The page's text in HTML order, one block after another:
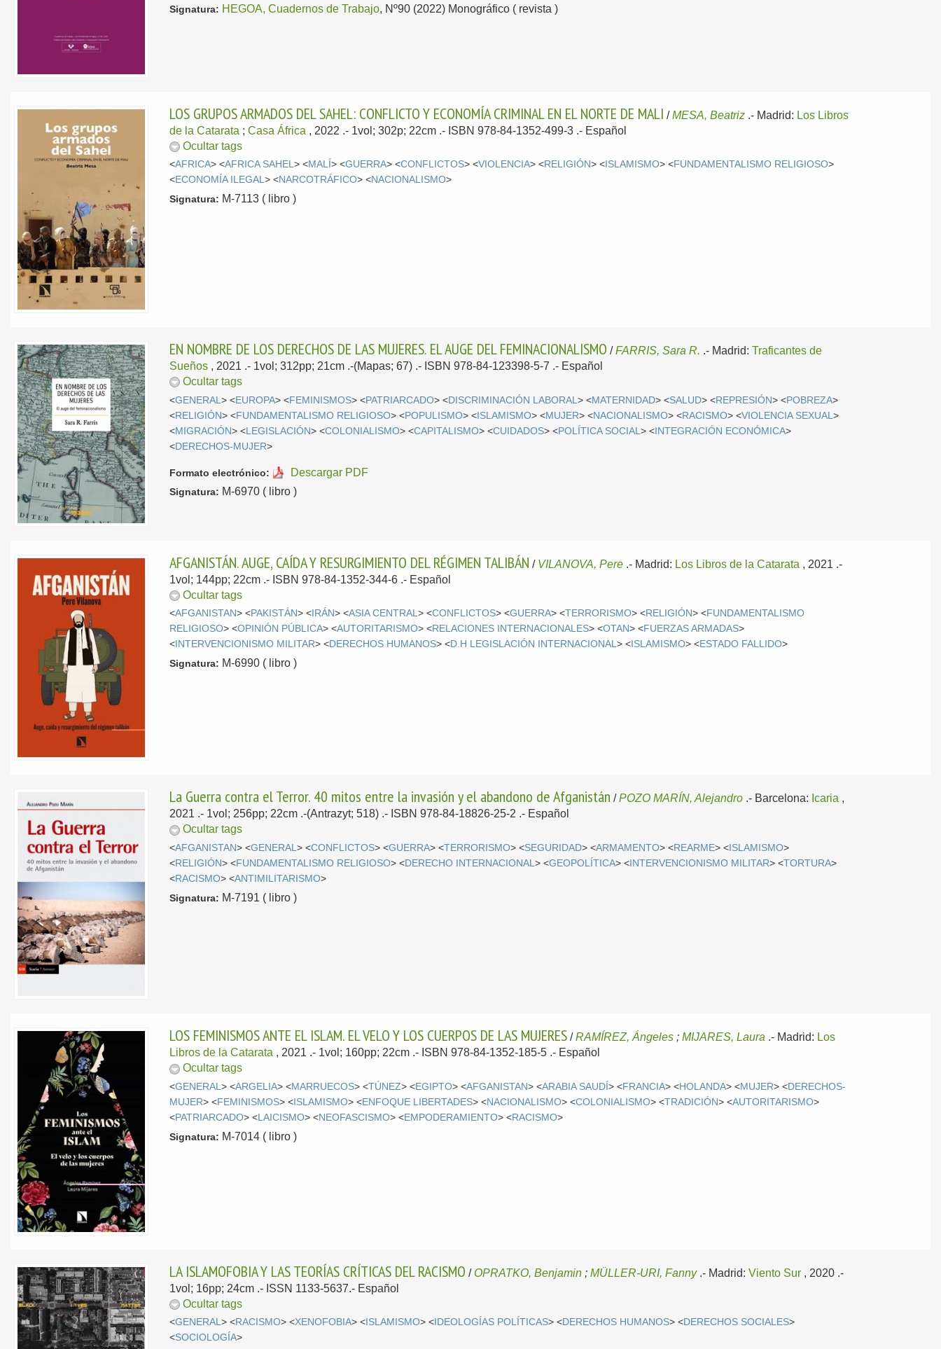
Signatura: HEGOA, Cuadernos de Trabajo, Nº90 (2022) Monográfico ( revista )
LOS GRUPOS ARMADOS DEL SAHEL: CONFLICTO Y ECONOMÍA CRIMINAL EN EL NORTE DE MALI /MESA, Beatriz .- Madrid: Los Libros
de la Catarata ;Casa África , 2022 .- 1vol; 302p; 22cm .- ISBN 978-84-1352-499-3 .- Español
Ocultar tags
<AFRICA> <AFRICA SAHEL> <MALÍ> <GUERRA> <CONFLICTOS> <VIOLENCIA> <RELIGIÓN> < ISLAMISMO> <FUNDAMENTALISMO RELIGIOSO>
<ECONOMÍA ILEGAL> <NARCOTRÁFICO> <NACIONALISMO>
Signatura: M-7113 ( libro )
EN NOMBRE DE LOS DERECHOS DE LAS MUJERES. EL AUGE DEL FEMINACIONALISMO /FARRIS, Sara R. .- Madrid:Traficantes de
Sueños , 2021 .- 1vol; 312pp; 21cm .-(Mapas; 67) .- ISBN 978-84-123398-5-7 .- Español
Ocultar tags
<GENERAL> <EUROPA> <FEMINISMOS> <PATRIARCADO> <DISCRIMINACIÓN LABORAL> <MATERNIDAD> <SALUD> <REPRESIÓN> <POBREZA>
<RELIGIÓN> <FUNDAMENTALISMO RELIGIOSO> <POPULISMO> <ISLAMISMO> <MUJER> <NACIONALISMO> <RACISMO> <VIOLENCIA SEXUAL>
<MIGRACIÓN> <LEGISLACIÓN> <COLONIALISMO> <CAPITALISMO> <CUIDADOS> <POLÍTICA SOCIAL> <INTEGRACIÓN ECONÓMICA>
<DERECHOS-MUJER>
Formato electrónico: Descargar PDF
Signatura: M-6970 ( libro )
AFGANISTÁN. AUGE, CAÍDA Y RESURGIMIENTO DEL RÉGIMEN TALIBÁN / VILANOVA, Pere .- Madrid: Los Libros de la Catarata , 2021 .-
1vol; 144pp; 22cm .- ISBN 978-84-1352-344-6 .- Español
Ocultar tags
<AFGANISTAN> <PAKISTÁN> < IRÁN> <ASIA CENTRAL> <CONFLICTOS> <GUERRA> <TERRORISMO> <RELIGIÓN> <FUNDAMENTALISMO
RELIGIOSO> <OPINIÓN PÚBLICA> <AUTORITARISMO> <RELACIONES INTERNACIONALES> <OTAN> <FUERZAS ARMADAS>
< INTERVENCIONISMO MILITAR> <DERECHOS HUMANOS> <D.H LEGISLACIÓN INTERNACIONAL> < ISLAMISMO> <ESTADO FALLIDO>
Signatura: M-6990 ( libro )
La Guerra contra el Terror. 40 mitos entre la invasión y el abandono de Afganistán /POZO MARÍN, Alejandro .- Barcelona: Icaria ,
2021 .- 1vol; 256pp; 22cm .-(Antrazyt; 518) .- ISBN 978-84-18826-25-2 .- Español
Ocultar tags
<AFGANISTAN> <GENERAL> <CONFLICTOS> <GUERRA> <TERRORISMO> <SEGURIDAD> <ARMAMENTO> <REARME> < ISLAMISMO>
<RELIGIÓN> <FUNDAMENTALISMO RELIGIOSO> <DERECHO INTERNACIONAL> <GEOPOLÍTICA> < INTERVENCIONISMO MILITAR> <TORTURA>
<RACISMO> <ANTIMILITARISMO>
Signatura: M-7191 ( libro )
LOS FEMINISMOS ANTE EL ISLAM. EL VELO Y LOS CUERPOS DE LAS MUJERES /RAMÍREZ, Ángeles ;MIJARES, Laura .- Madrid: Los
Libros de la Catarata , 2021 .- 1vol; 160pp; 22cm .- ISBN 978-84-1352-185-5 .- Español
Ocultar tags
<GENERAL> <ARGELIA> <MARRUECOS> <TÚNEZ> <EGIPTO> <AFGANISTAN> <ARABIA SAUDÍ> <FRANCIA> <HOLANDA> <MUJER> <DERECHOS-
MUJER> <FEMINISMOS> < ISLAMISMO> <ENFOQUE LIBERTADES> <NACIONALISMO> <COLONIALISMO> <TRADICIÓN> <AUTORITARISMO>
<PATRIARCADO> < LAICISMO> <NEOFASCISMO> <EMPODERAMIENTO> <RACISMO>
Signatura: M-7014 ( libro )
LA ISLAMOFOBIA Y LAS TEORÍAS CRÍTICAS DEL RACISMO / OPRATKO, Benjamin ;MÜLLER-URI, Fanny .- Madrid:Viento Sur , 2020 .-
1vol; 16pp; 24cm .- ISSN 1133-5637.- Español
Ocultar tags
<GENERAL> <RACISMO> <XENOFOBIA> < ISLAMISMO> < IDEOLOGÍAS POLÍTICAS> <DERECHOS HUMANOS> <DERECHOS SOCIALES>
<SOCIOLOGÍA>